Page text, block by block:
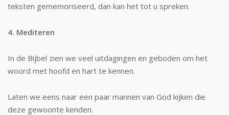
teksten gememoriseerd, dan kan het tot u spreken.
4. Mediteren
In de Bijbel zien we veel uitdagingen en geboden om het
woord met hoofd en hart te kennen.
Laten we eens naar een paar mannen van God kijken die
deze gewoonte kenden.